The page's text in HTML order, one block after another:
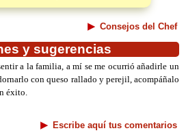
Consejos del Chef
y sugerencias
a la familia, a mí se me ocurrió añadirle un
con queso rallado y perejil, acompáñalo
éxito.
Escribe aquí tus comentarios